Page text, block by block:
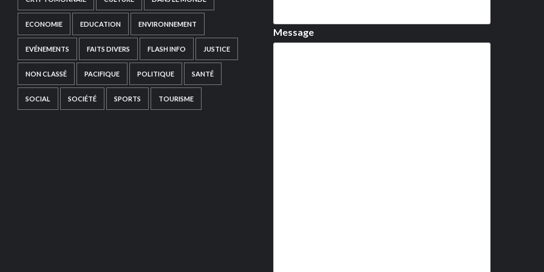
ECONOMIE EDUCATION ENVIRONNEMENT
EVÉNEMENTS FAITS DIVERS FLASH INFO JUSTICE
NON CLASSÉ PACIFIQUE POLITIQUE SANTÉ
SOCIAL SOCIÉTÉ SPORTS TOURISME
Message